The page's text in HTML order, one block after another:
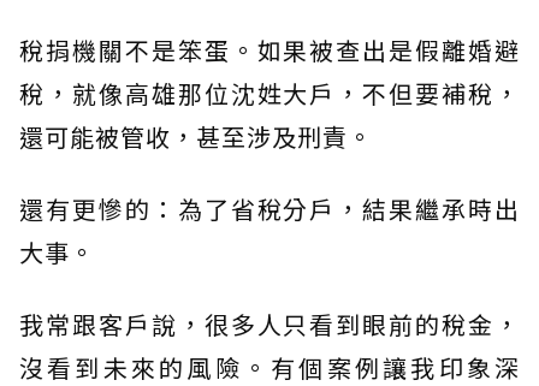
稅捐機關不是笨蛋。如果被查出是假離婚避
稅，就像高雄那位沈姓大戶，不但要補稅，
還可能被管收，甚至涉及刑責。
還有更慘的：為了省稅分戶，結果繼承時出
大事。
我常跟客戶說，很多人只看到眼前的稅金，
沒看到未來的風險。有個案例讓我印象深